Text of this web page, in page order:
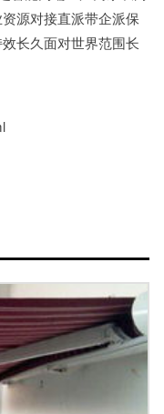
源对接直派带企派保
长久面对世界范围长